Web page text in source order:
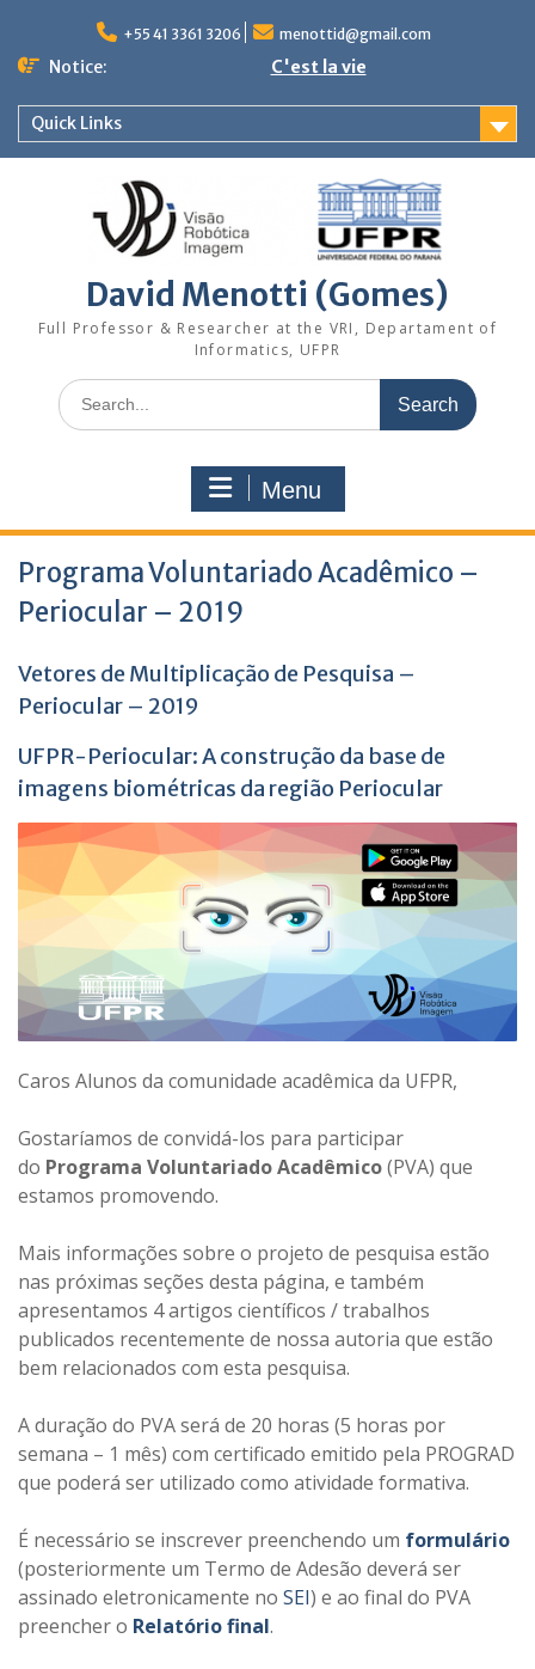
content
+55 41 3361 3206 menottid@gmail.com
Notice: C'est la vie
Quick Links
David Menotti (Gomes)
Full Professor & Researcher at the VRI, Departament of
Informatics, UFPR
Search
for:
Menu
Programa Voluntariado Acadêmico –
Periocular – 2019
Vetores de Multiplicação de Pesquisa –
Periocular – 2019
UFPR-Periocular: A construção da base de
imagens biométricas da região Periocular
Caros Alunos da comunidade acadêmica da UFPR,
Gostaríamos de convidá-los para participar
do Programa Voluntariado Acadêmico(PVA) que
estamos promovendo.
Mais informações sobre o projeto de pesquisa estão
nas próximas seções desta página, e também
apresentamos 4 artigos científicos / trabalhos
publicados recentemente de nossa autoria que estão
bem relacionados com esta pesquisa.
A duração do PVA será de 20 horas (5 horas por
semana – 1 mês) com certificado emitido pela PROGRAD
que poderá ser utilizado como atividade formativa.
É necessário se inscrever preenchendo um formulário
(posteriormente um Termo de Adesão deverá ser
assinado eletronicamente no SEI) e ao final do PVA
preencher o Relatório final.